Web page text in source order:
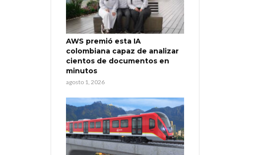
AWS premió esta IA
colombiana capaz de analizar
cientos de documentos en
minutos
agosto 1, 2026